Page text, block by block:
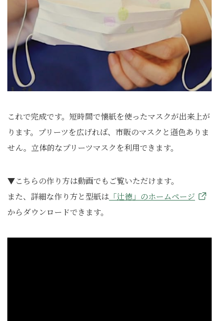
これで完成です。短時間で懐紙を使ったマスクが出来上が
ります。プリーツを広げれば、市販のマスクと遜色ありま
せん。立体的なプリーツマスクを利用できます。
▼こちらの作り方は動画でもご覧いただけます。
また、詳細な作り方と型紙は 「辻徳」のホームページ
からダウンロードできます。